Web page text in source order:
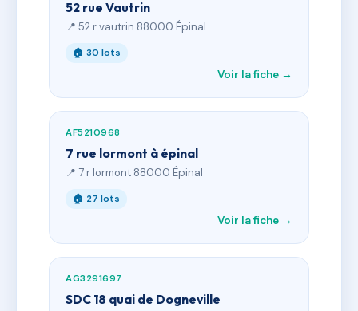
52 rue Vautrin
📍 52 r vautrin 88000 Épinal
🏠 30 lots
Voir la fiche →
AF5210968
7 rue lormont à épinal
📍 7 r lormont 88000 Épinal
🏠 27 lots
Voir la fiche →
AG3291697
SDC 18 quai de Dogneville